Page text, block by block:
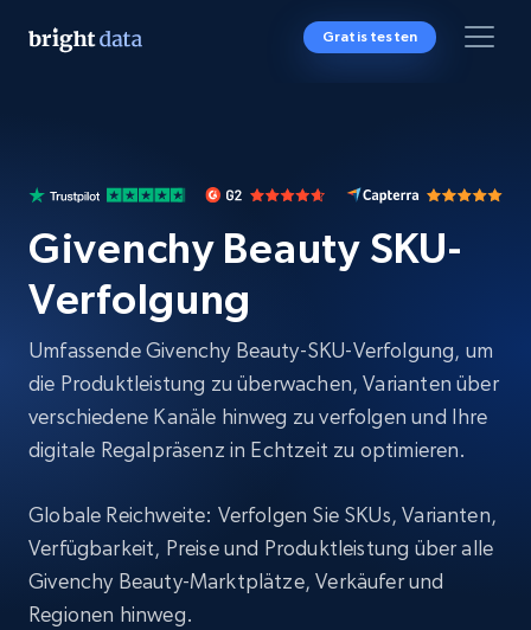
Gratis testen
Givenchy Beauty SKU-
Verfolgung
Umfassende Givenchy Beauty-SKU-Verfolgung, um
die Produktleistung zu überwachen, Varianten über
verschiedene Kanäle hinweg zu verfolgen und Ihre
digitale Regalpräsenz in Echtzeit zu optimieren.
Globale Reichweite: Verfolgen Sie SKUs, Varianten,
Verfügbarkeit, Preise und Produktleistung über alle
Givenchy Beauty-Marktplätze, Verkäufer und
Regionen hinweg.